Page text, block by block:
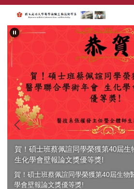
跳
主
要
區
賀！碩士班蔡佩諠同學榮獲第40屆生
生化學會壁報論文獎優等獎!
賀！碩士班蔡佩諠同學榮獲第40屆生物
學會壁報論文獎優等獎!